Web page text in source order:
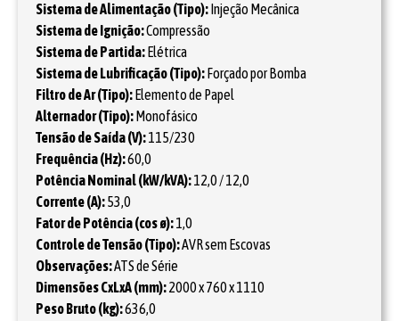
Sistema de Alimentação (Tipo):Injeção Mecânica
Sistema de Ignição:Compressão
Sistema de Partida:Elétrica
Sistema de Lubrificação (Tipo):Forçado por Bomba
Filtro de Ar (Tipo):Elemento de Papel
Alternador (Tipo):Monofásico
Tensão de Saída (V):115/230
Frequência (Hz):60,0
Potência Nominal (kW/kVA):12,0 / 12,0
Corrente (A):53,0
Fator de Potência (cos ø):1,0
Controle de Tensão (Tipo):AVR sem Escovas
Observações:ATS de Série
Dimensões CxLxA (mm):2000 x 760 x 1110
Peso Bruto (kg):636,0